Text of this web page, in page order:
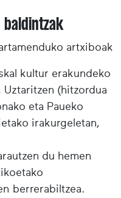
baldintzak
artxiboak
kultur erakundeko
(hitzordua
eta Paueko
irakurgeletan,
du hemen
berrerabiltzea.